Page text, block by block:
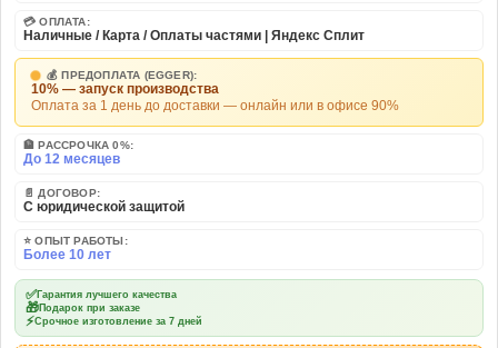
💳 ОПЛАТА:
Наличные / Карта / Оплаты частями | Яндекс Сплит
💰 ПРЕДОПЛАТА (EGGER):
10% — запуск производства
Оплата за 1 день до доставки — онлайн или в офисе 90%
🏦 РАССРОЧКА 0%:
До 12 месяцев
📄 ДОГОВОР:
С юридической защитой
⭐ ОПЫТ РАБОТЫ:
Более 10 лет
✅Гарантия лучшего качества
🎁 Подарок при заказе
⚡Срочное изготовление за 7 дней